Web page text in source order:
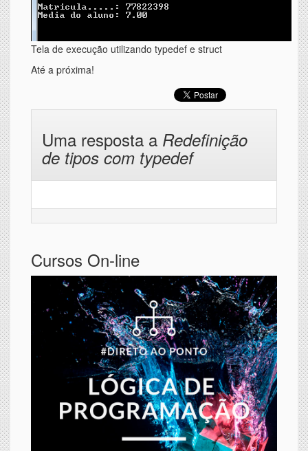
Tela de execução utilizando typedef e struct
Até a próxima!
Uma resposta a Redefinição
de tipos com typedef
Cursos On-line